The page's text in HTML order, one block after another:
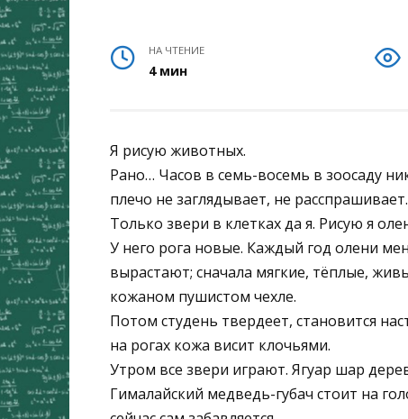
НА ЧТЕНИЕ
4 мин
Я рисую животных.
Рано… Часов в семь-восемь в зоосаду
плечо не заглядывает, не
Только звери в клетках да я. Рисую я
У него рога новые. Каждый год олени
вырастают; сначала мягкие, тёплые,
кожаном пушистом чехле.
Потом студень твердеет, становится
на рогах кожа висит клочьями.
Утром все звери играют. Ягуар шар
Гималайский медведь-губач стоит на